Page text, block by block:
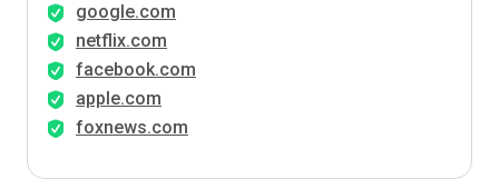
google.com
netflix.com
facebook.com
apple.com
foxnews.com